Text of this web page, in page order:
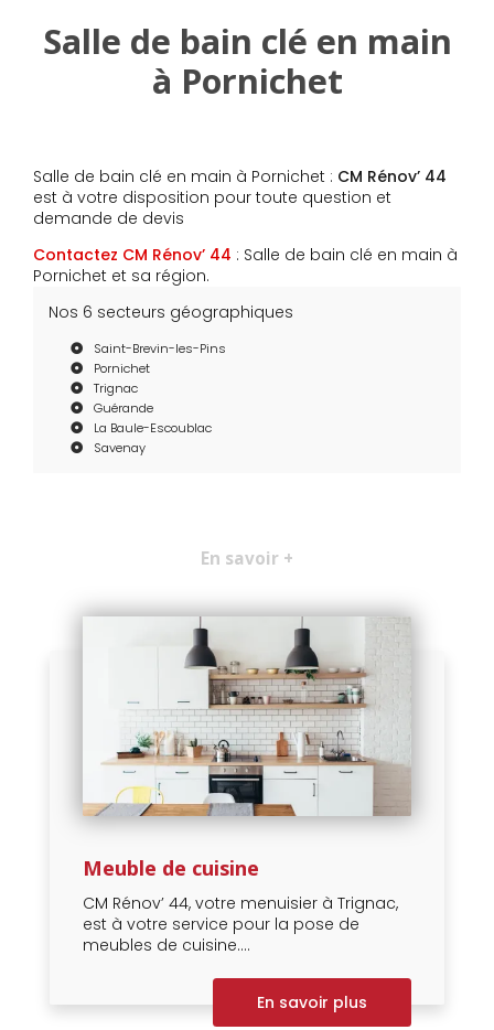
Salle de bain clé en main
à Pornichet
Salle de bain clé en main à Pornichet : CM Rénov’ 44
est à votre disposition pour toute question et
demande de devis
Contactez CM Rénov’ 44 : Salle de bain clé en main à
Pornichet et sa région.
Nos 6 secteurs géographiques
Saint-Brevin-les-Pins
Pornichet
Trignac
Guérande
La Baule-Escoublac
Savenay
En savoir +
Meuble de cuisine
CM Rénov’ 44, votre menuisier à Trignac,
est à votre service pour la pose de
meubles de cuisine....
En savoir plus